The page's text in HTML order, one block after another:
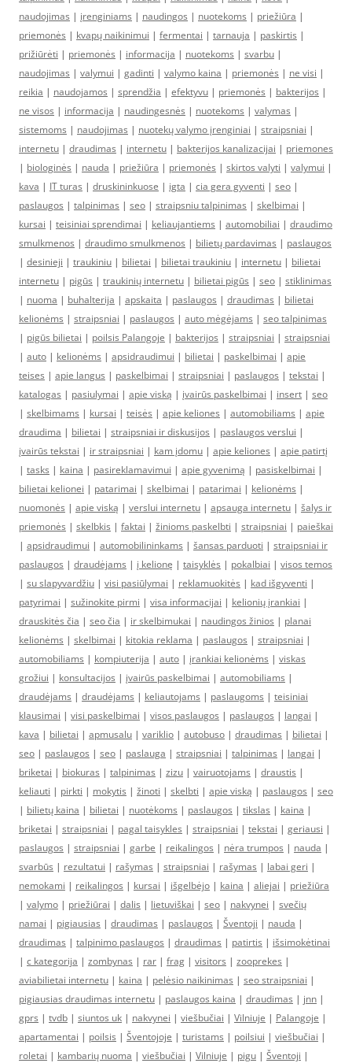
naudojimas | įrenginiams | naudingos | nuotekoms | priežiūra |
priemonės | kvapų naikinimui | fermentai | tarnauja | paskirtis |
prižiūrėti | priemonės | informacija | nuotekoms | svarbu |
naudojimas | valymui | gadinti | valymo kaina | priemonės | ne visi |
reikia | naudojamos | sprendžia | efektyvu | priemonės | bakterijos |
ne visos | informacija | naudingesnės | nuotekoms | valymas |
sistemoms | naudojimas | nuotekų valymo įrenginiai | straipsniai |
internetu | draudimas | internetu | bakterijos kanalizacijai | priemones
| biologinės | nauda | priežiūra | priemonės | skirtos valyti | valymui |
kava | IT turas | druskininkuose | igta | cia gera gyventi | seo |
paslaugos | talpinimas | seo | straipsniu talpinimas | skelbimai |
kursai | teisiniai sprendimai | keliaujantiems | automobiliai | draudimo
smulkmenos | draudimo smulkmenos | bilietų pardavimas | paslaugos
| desinieji | traukiniu | bilietai | bilietai traukiniu | internetu | bilietai
internetu | pigūs | traukinių internetu | bilietai pigūs | seo | stiklinimas
| nuoma | buhalterija | apskaita | paslaugos | draudimas | bilietai
kelionėms | straipsniai | paslaugos | auto mėgėjams | seo talpinimas
| pigūs bilietai | poilsis Palangoje | bakterijos | straipsniai | straipsniai
| auto | kelionėms | apsidraudimui | bilietai | paskelbimai | apie
teises | apie langus | paskelbimai | straipsniai | paslaugos | tekstai |
katalogas | pasiulymai | apie viską | įvairūs paskelbimai | insert | seo
| skelbimams | kursai | teisės | apie keliones | automobiliams | apie
draudima | bilietai | straipsniai ir diskusijos | paslaugos verslui |
įvairūs tekstai | ir straipsniai | kam įdomu | apie keliones | apie patirtį
| tasks | kaina | pasireklamavimui | apie gyvenimą | pasiskelbimai |
bilietai kelionei | patarimai | skelbimai | patarimai | kelionėms |
nuomonės | apie viską | verslui internetu | apsauga internetu | šalys ir
priemonės | skelbkis | faktai | žinioms paskelbti | straipsniai | paieškai
| apsidraudimui | automobilininkams | šansas parduoti | straipsniai ir
paslaugos | draudėjams | į kelionę | taisyklės | pokalbiai | visos temos
| su slapyvardžiu | visi pasiūlymai | reklamuokitės | kad išgyventi |
patyrimai | sužinokite pirmi | visa informacijai | kelionių įrankiai |
drauskitės čia | seo čia | ir skelbimukai | naudingos žinios | planai
kelionėms | skelbimai | kitokia reklama | paslaugos | straipsniai |
automobiliams | kompiuterija | auto | įrankiai kelionėms | viskas
grožiui | konsultacijos | įvairūs paskelbimai | automobiliams |
draudėjams | draudėjams | keliautojams | paslaugoms | teisiniai
klausimai | visi paskelbimai | visos paslaugos | paslaugos | langai |
kava | bilietai | apmusalu | variklio | autobuso | draudimas | bilietai |
seo | paslaugos | seo | paslauga | straipsniai | talpinimas | langai |
briketai | biokuras | talpinimas | zizu | vairuotojams | draustis |
keliauti | pirkti | mokytis | žinoti | skelbti | apie viską | paslaugos | seo
| bilietų kaina | bilietai | nuotėkoms | paslaugos | tikslas | kaina |
briketai | straipsniai | pagal taisykles | straipsniai | tekstai | geriausi |
paslaugos | straipsniai | garbe | reikalingos | nėra trumpos | nauda |
svarbūs | rezultatui | rašymas | straipsniai | rašymas | labai geri |
nemokami | reikalingos | kursai | išgelbėjo | kaina | aliejai | priežiūra
| valymo | priežiūrai | dalis | lietuviškai | seo | nakvynei | svečių
namai | pigiausias | draudimas | paslaugos | Šventoji | nauda |
draudimas | talpinimo paslaugos | draudimas | patirtis | išsimokėtinai
| c kategorija | zombynas | rar | frag | visitors | zooprekes |
aviabilietai internetu | kaina | pelėsio naikinimas | seo straipsniai |
pigiausias draudimas internetu | paslaugos kaina | draudimas | jnn |
gprs | tvdb | siuntos uk | nakvynei | viešbučiai | Vilniuje | Palangoje |
apartamentai | poilsis | Šventojoje | turistams | poilsiui | viešbučiai |
roletai | kambarių nuoma | viešbučiai | Vilniuje | pigu | Šventoji |